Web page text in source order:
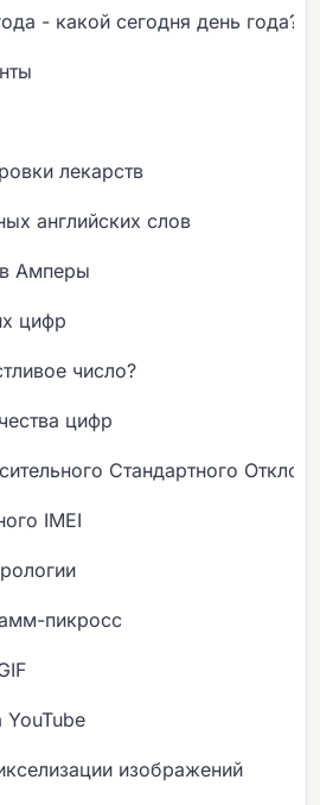
- какой сегодня день года?
лекарств
английских слов
в Амперы
цифр
число?
цифр
Стандартного
IMEI
пикросс
YouTube
изображений